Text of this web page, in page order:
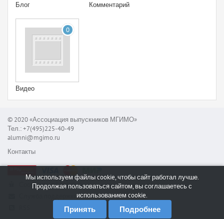
Блог Комментарий
0
Видео
© 2020 «Ассоциация выпускников МГИМО»
Тел.: +7(495)225-40-49
alumni@mgimo.ru
Контакты
Сообщить об ошибке
Мы используем файлы cookie, чтобы сайт работал лучше.
Продолжая пользоваться сайтом, вы соглашаетесь с
использованием cookie.
Принять Подробнее